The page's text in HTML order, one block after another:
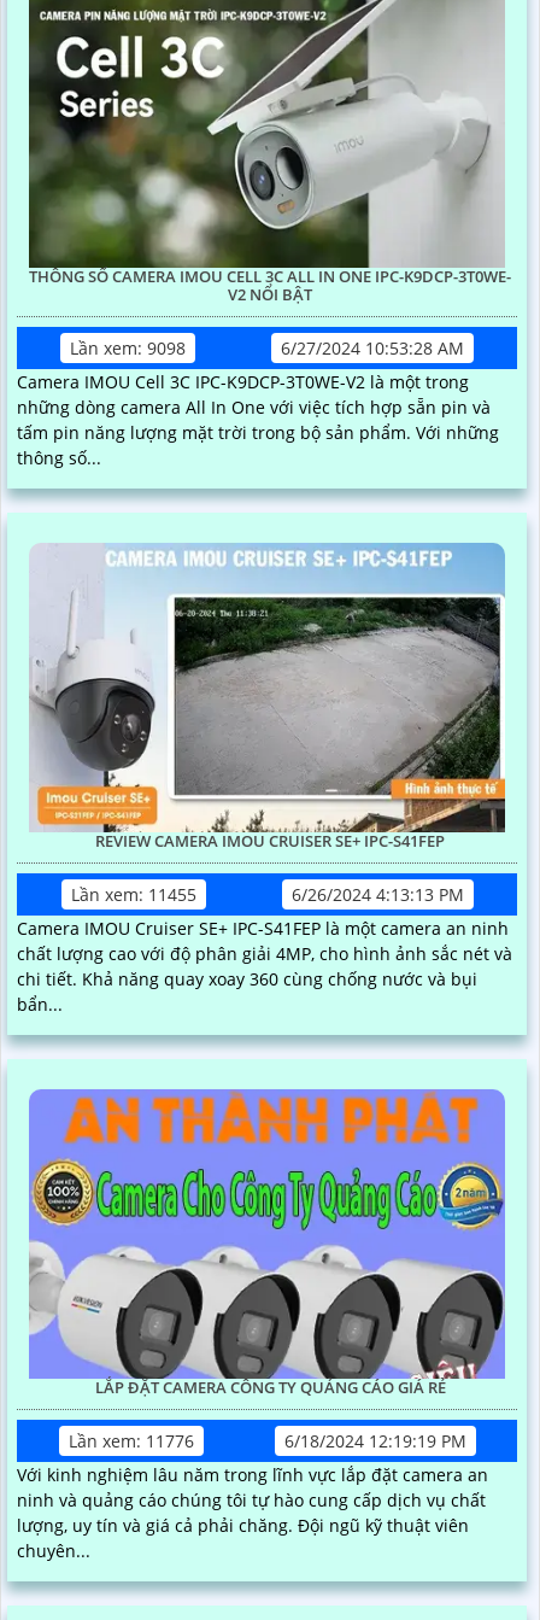
THÔNG SỐ CAMERA IMOU CELL 3C ALL IN ONE IPC-K9DCP-3T0WE-
V2 NỔI BẬT
Lần xem: 9098
6/27/2024 10:53:28 AM
Camera IMOU Cell 3C IPC-K9DCP-3T0WE-V2 là một trong
những dòng camera All In One với việc tích hợp sẵn pin và
tấm pin năng lượng mặt trời trong bộ sản phẩm. Với những
thông số...
REVIEW CAMERA IMOU CRUISER SE+ IPC-S41FEP
Lần xem: 11455
6/26/2024 4:13:13 PM
Camera IMOU Cruiser SE+ IPC-S41FEP là một camera an ninh
chất lượng cao với độ phân giải 4MP, cho hình ảnh sắc nét và
chi tiết. Khả năng quay xoay 360 cùng chống nước và bụi
bẩn...
LẮP ĐẶT CAMERA CÔNG TY QUẢNG CÁO GIÁ RẺ
Lần xem: 11776
6/18/2024 12:19:19 PM
Với kinh nghiệm lâu năm trong lĩnh vực lắp đặt camera an
ninh và quảng cáo chúng tôi tự hào cung cấp dịch vụ chất
lượng, uy tín và giá cả phải chăng. Đội ngũ kỹ thuật viên
chuyên...